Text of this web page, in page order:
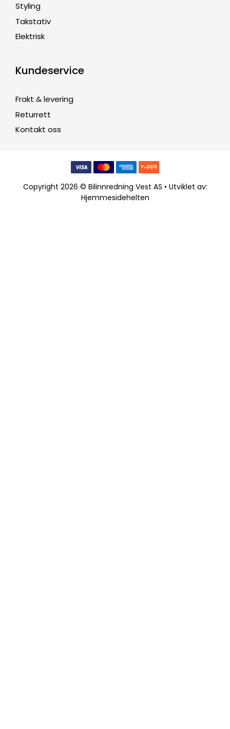
Styling
Takstativ
Elektrisk
Kundeservice
Frakt & levering
Returrett
Kontakt oss
Copyright 2026 © Bilinnredning Vest AS • Utviklet av:
Hjemmesidehelten